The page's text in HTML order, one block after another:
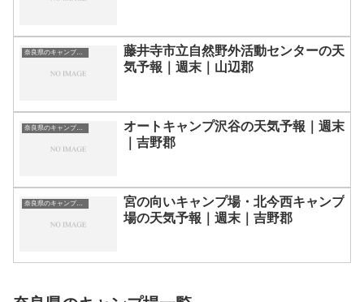
奈良県のキャンプ場一覧
藤井寺市立自然野外活動センターの天
気予報｜週末｜山辺郡
奈良県のキャンプ場一覧
オートキャンプ沢谷の天気予報｜週末
｜吉野郡
奈良県のキャンプ場一覧
宮の向いキャンプ場・北今西キャンプ
場の天気予報｜週末｜吉野郡